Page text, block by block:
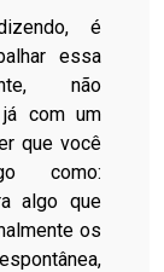
é
essa
não
com um
que você
como:
algo que
os